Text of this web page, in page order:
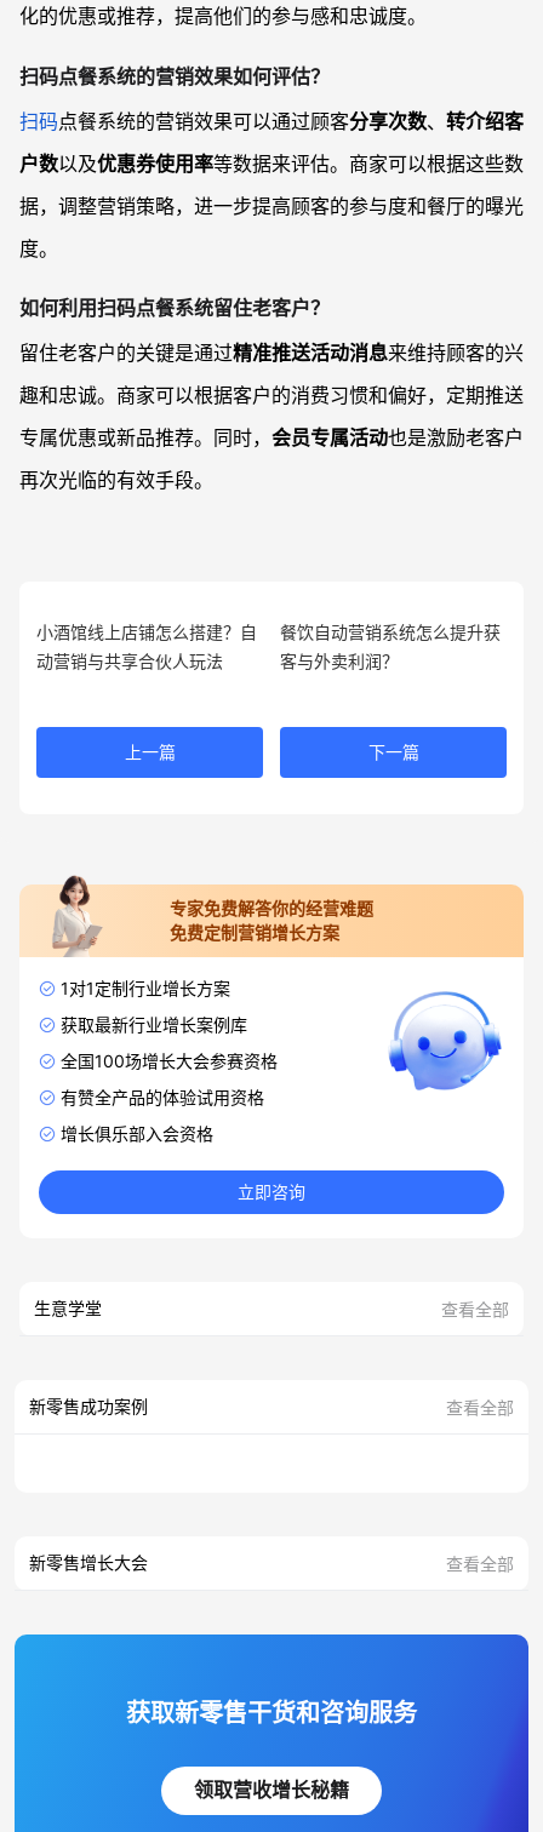
化的优惠或推荐，提高他们的参与感和忠诚度。
扫码点餐系统的营销效果如何评估？
扫码点餐系统的营销效果可以通过顾客分享次数、 转介绍客
户数以及优惠券使用率等数据来评估。商家可以根据这些数
据，调整营销策略，进一步提高顾客的参与度和餐厅的曝光
度。
如何利用扫码点餐系统留住老客户？
留住老客户的关键是通过精准推送活动消息来维持顾客的兴
趣和忠诚。商家可以根据客户的消费习惯和偏好，定期推送
专属优惠或新品推荐。同时， 会员专属活动也是激励老客户
再次光临的有效手段。
小酒馆线上店铺怎么搭建？自
动营销与共享合伙人玩法
上一篇
餐饮自动营销系统怎么提升获
客与外卖利润？
下一篇
专家免费解答你的经营难题
免费定制营销增长方案
1对1定制行业增长方案
获取最新行业增长案例库
全国100场增长大会参赛资格
有赞全产品的体验试用资格
增长俱乐部入会资格
立即咨询
生意学堂 查看全部
新零售成功案例 查看全部
新零售增长大会 查看全部
获取新零售干货和咨询服务
领取营收增长秘籍